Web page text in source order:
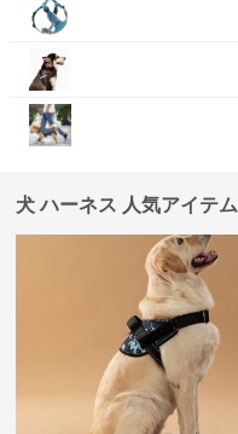
犬 ハーネス 人気アイテム